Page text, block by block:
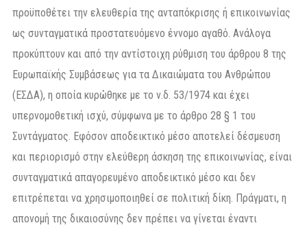
προϋποθέτει την ελευθερία της ανταπόκρισης ή επικοινωνίας
ως συνταγματικά προστατευόμενο έννομο αγαθό. Ανάλογα
προκύπτουν και από την αντίστοιχη ρύθμιση του άρθρου 8 της
Ευρωπαϊκής Συμβάσεως για τα Δικαιώματα του Ανθρώπου
(ΕΣΔΑ), η οποία κυρώθηκε με το ν.δ. 53/1974 και έχει
υπερνομοθετική ισχύ, σύμφωνα με το άρθρο 28 § 1 του
Συντάγματος. Εφόσον αποδεικτικό μέσο αποτελεί δέσμευση
και περιορισμό στην ελεύθερη άσκηση της επικοινωνίας, είναι
συνταγματικά απαγορευμένο αποδεικτικό μέσο και δεν
επιτρέπεται να χρησιμοποιηθεί σε πολιτική δίκη. Πράγματι, η
απονομή της δικαιοσύνης δεν πρέπει να γίνεται έναντι